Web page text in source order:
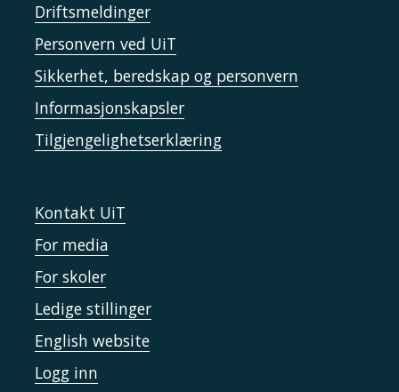
Driftsmeldinger
Personvern ved UiT
Sikkerhet, beredskap og personvern
Informasjonskapsler
Tilgjengelighetserklæring
Kontakt UiT
For media
For skoler
Ledige stillinger
English website
Logg inn